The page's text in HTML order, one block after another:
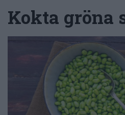
Kokta gröna